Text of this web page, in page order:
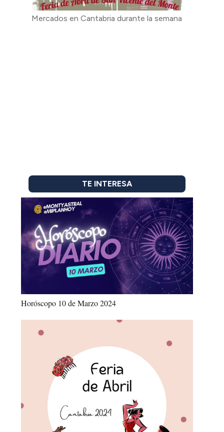
Mercados en Cantabria durante la semana
TE INTERESA
Horóscopo 10 de Marzo 2024